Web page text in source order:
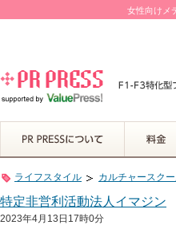
女性向けメ
ライフスタイル カルチャースク
特定非営利活動法人イマジン
2023年4月13日17時0分